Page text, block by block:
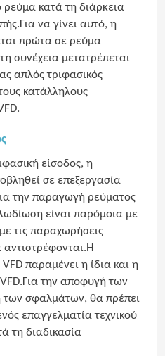
κατά τη διάρκεια
να γίνει αυτό, η
πρώτα σε ρεύμα
συνέχεια μετατρέπεται
απλός τριφασικός
κατάλληλους
είσοδος, η
σε επεξεργασία
την παραγωγή ρεύματος
είναι παρόμοια με
τις παραχωρήσεις
παραμένει η ίδια και η
την αποφυγή των
των σφαλμάτων, θα πρέπει
επαγγελματία τεχνικού
τη διαδικασία